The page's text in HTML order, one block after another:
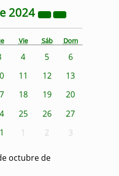
2024
Vie Sáb Dom
4 5
6
11 12
13
18 19
20
25 26
27
1 2 3
octubre de